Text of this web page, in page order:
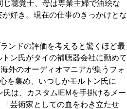
聴覚士、母は専業主婦で油絵な
好き。現在の仕事のきっかけとな
ンドの評価を考えると驚くほど最
ン氏がタイの補聴器会社に勤めて
外のオーディオマニアが集うフォ
を集め、いつしかモルトン氏に
氏は、カスタムIEMを手掛けるメー
芸術家としての血をわき立たせ